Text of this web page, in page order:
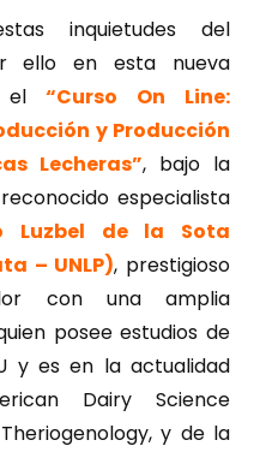
inquietudes del
ello en esta nueva
el“Curso On Line:
y Producción
Lecheras”, bajo la
especialista
Luzbel de la Sota
– UNLP), prestigioso
con una amplia
posee estudios de
y es en la actualidad
Dairy Science
y de la